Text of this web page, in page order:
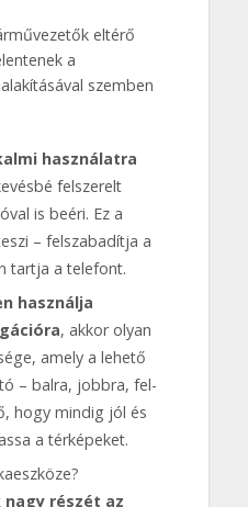
eltérő
a
szemben
használatra
felszerelt
is beéri. Ez a
– felszabadítja a
tartja a telefont.
használja
, akkor olyan
amely a lehető
– balra, jobbra, fel-
hogy mindig jól és
a térképeket.
nagy részét az